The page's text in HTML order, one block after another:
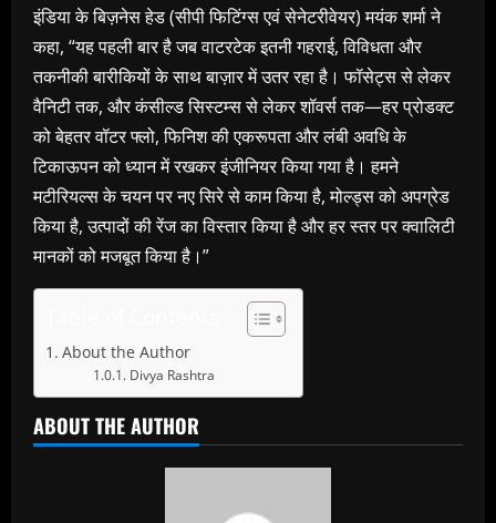
इंडिया के बिज़नेस हेड (सीपी फिटिंग्स एवं सेनेटरीवेयर) मयंक शर्मा ने
कहा, “यह पहली बार है जब वाटरटेक इतनी गहराई, विविधता और
तकनीकी बारीकियों के साथ बाज़ार में उतर रहा है। फॉसेट्स से लेकर
वैनिटी तक, और कंसील्ड सिस्टम्स से लेकर शॉवर्स तक—हर प्रोडक्ट
को बेहतर वॉटर फ्लो, फिनिश की एकरूपता और लंबी अवधि के
टिकाऊपन को ध्यान में रखकर इंजीनियर किया गया है। हमने
मटीरियल्स के चयन पर नए सिरे से काम किया है, मोल्ड्स को अपग्रेड
किया है, उत्पादों की रेंज का विस्तार किया है और हर स्तर पर क्वालिटी
मानकों को मजबूत किया है।”
About the Author
Divya Rashtra
ABOUT THE AUTHOR